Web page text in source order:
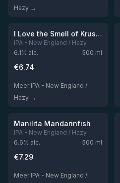
Hazy →
Niet op voorraad
★3.94
I Love the Smell of Krush in the Morning
IPA - New England / Hazy
6.1% alc. 500 ml
€6.74
Meer IPA - New England /
Hazy →
Niet op voorraad
★3.93
Manilita Mandarinfish
IPA - New England / Hazy
6.6% alc. 500 ml
€7.29
Meer IPA - New England /